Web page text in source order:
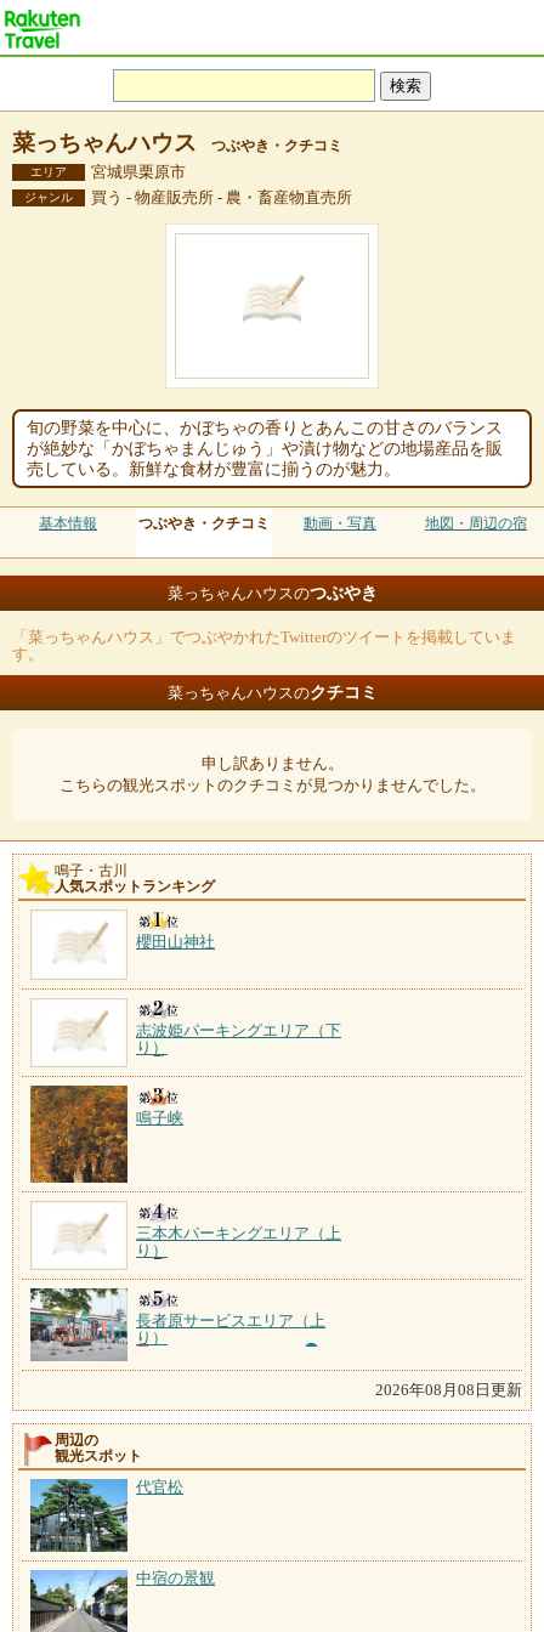
菜っちゃんハウス つぶやき・クチコミ
エリア 宮城県栗原市
ジャンル 買う - 物産販売所 - 農・畜産物直売所
旬の野菜を中心に、かぼちゃの香りとあんこの甘さのバランス
が絶妙な「かぼちゃまんじゅう」や漬け物などの地場産品を販
売している。新鮮な食材が豊富に揃うのが魅力。
基本情報 つぶやき・クチコミ 動画・写真 地図・周辺の宿
菜っちゃんハウスのつぶやき
「菜っちゃんハウス」でつぶやかれたTwitterのツイートを掲載していま
す。
菜っちゃんハウスのクチコミ
申し訳ありません。
こちらの観光スポットのクチコミが見つかりませんでした。
鳴子・古川
人気スポットランキング
櫻田山神社
志波姫パーキングエリア（下
り）
鳴子峡
三本木パーキングエリア（上
り）
長者原サービスエリア（上
り）
2026年08月08日更新
周辺の
観光スポット
代官松
中宿の景観